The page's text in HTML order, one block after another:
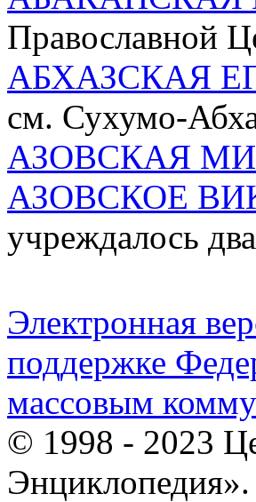
Православной
АБХАЗСКАЯ
см. Сухумо-
АЗОВСКАЯ
АЗОВСКОЕ
учреждалось
Электронная
поддержке
массовым
© 1998 - 2023
Энциклопедия».